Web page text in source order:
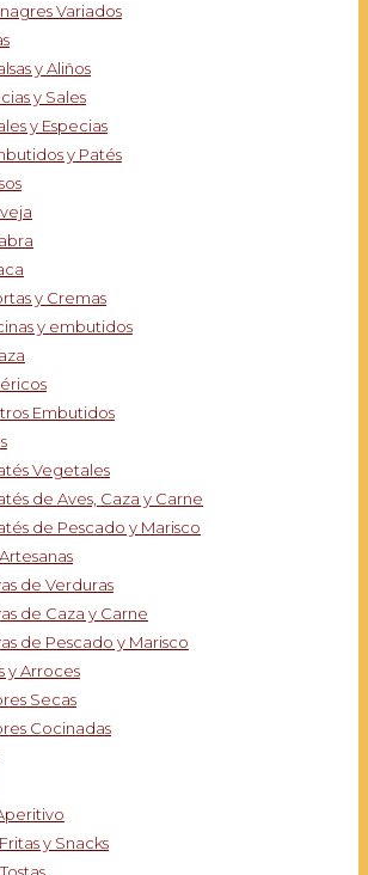
Variados
y Aliños
y Sales
y Especias
y Patés
y Cremas
y embutidos
Embutidos
Vegetales
de Aves, Caza y Carne
de Pescado y Marisco
de Verduras
de Caza y Carne
de Pescado y Marisco
y Arroces
Secas
Cocinadas
y Snacks